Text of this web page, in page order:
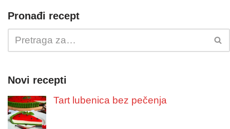
Pronađi recept
Novi recepti
Tart lubenica bez pečenja